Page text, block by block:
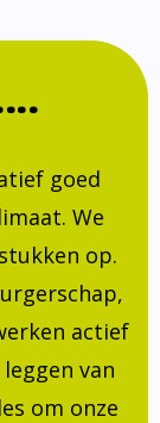
goed
We
op.
actief
van
om onze